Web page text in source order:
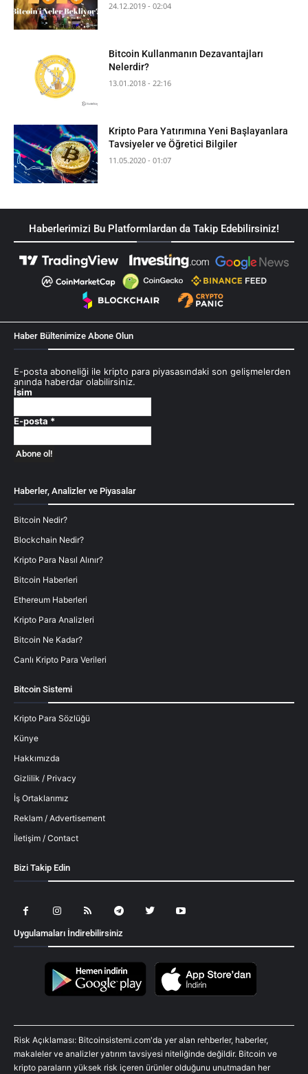
24.12.2019 - 02:04
Bitcoin Kullanmanın Dezavantajları
Nelerdir?
13.01.2018 - 22:16
Kripto Para Yatırımına Yeni Başlayanlara
Tavsiyeler ve Öğretici Bilgiler
11.05.2020 - 01:07
Haberlerimizi Bu Platformlardan da Takip Edebilirsiniz!
Haber Bültenimize Abone Olun
E-posta aboneliği ile kripto para piyasasındaki son gelişmelerden
anında haberdar olabilirsiniz.
İsim
E-posta *
Haberler, Analizler ve Piyasalar
Bitcoin Nedir?
Blockchain Nedir?
Kripto Para Nasıl Alınır?
Bitcoin Haberleri
Ethereum Haberleri
Kripto Para Analizleri
Bitcoin Ne Kadar?
Canlı Kripto Para Verileri
Bitcoin Sistemi
Kripto Para Sözlüğü
Künye
Hakkımızda
Gizlilik / Privacy
İş Ortaklarımız
Reklam / Advertisement
İletişim / Contact
Bizi Takip Edin
Uygulamaları İndirebilirsiniz
Risk Açıklaması: Bitcoinsistemi.com'da yer alan rehberler, haberler,
makaleler ve analizler yatırım tavsiyesi niteliğinde değildir. Bitcoin ve
kripto paraların yüksek risk içeren ürünler olduğunu unutmadan her